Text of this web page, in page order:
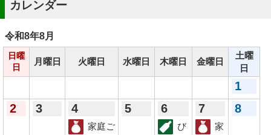
カレンダー
令和8年8月
日曜
日
月曜日 火曜日 水曜日 木曜日 金曜日
土曜
日
1
2
3 4
家庭ご
5 6
び
7
家
8